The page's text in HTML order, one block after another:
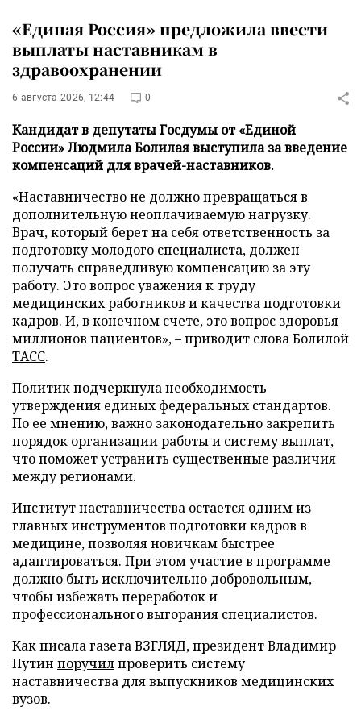
«Единая Россия» предложила ввести
выплаты наставникам в
здравоохранении
6 августа 2026, 12:44 0
Кандидат в депутаты Госдумы от «Единой
России» Людмила Болилая выступила за введение
компенсаций для врачей-наставников.
«Наставничество не должно превращаться в
дополнительную неоплачиваемую нагрузку.
Врач, который берет на себя ответственность за
подготовку молодого специалиста, должен
получать справедливую компенсацию за эту
работу. Это вопрос уважения к труду
медицинских работников и качества подготовки
кадров. И, в конечном счете, это вопрос здоровья
миллионов пациентов», – приводит слова Болилой
ТАСС.
Политик подчеркнула необходимость
утверждения единых федеральных стандартов.
По ее мнению, важно законодательно закрепить
порядок организации работы и систему выплат,
что поможет устранить существенные различия
между регионами.
Институт наставничества остается одним из
главных инструментов подготовки кадров в
медицине, позволяя новичкам быстрее
адаптироваться. При этом участие в программе
должно быть исключительно добровольным,
чтобы избежать переработок и
профессионального выгорания специалистов.
Как писала газета ВЗГЛЯД, президент Владимир
Путин поручилпроверить систему
наставничества для выпускников медицинских
вузов.